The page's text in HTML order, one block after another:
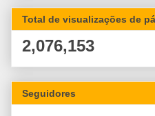
Total de visualizações de
2,076,153
Seguidores